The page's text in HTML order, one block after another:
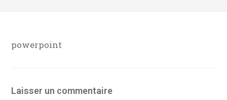
powerpoint
Laisser un commentaire